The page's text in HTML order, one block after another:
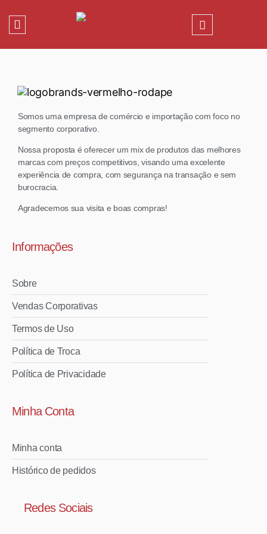
Somos uma empresa de comércio e importação com foco no
segmento corporativo.
Nossa proposta é oferecer um mix de produtos das melhores
marcas com preços competitivos, visando uma excelente
experiência de compra, com segurança na transação e sem
burocracia.
Agradecemos sua visita e boas compras!
Informações
Sobre
Vendas Corporativas
Termos de Uso
Política de Troca
Política de Privacidade
Minha Conta
Minha conta
Histórico de pedidos
Redes Sociais